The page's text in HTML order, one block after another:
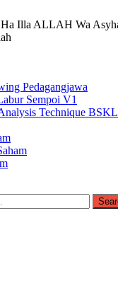
Illa ALLAH Wa
Pedagangjawa
Sempoi V1
Technique BSKL